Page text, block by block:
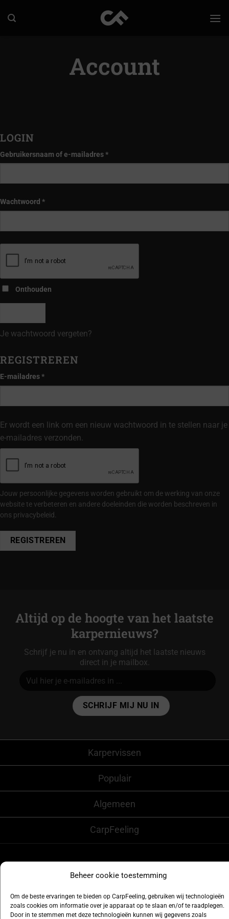
Beheer cookie toestemming
Om de beste ervaringen te bieden op CarpFeeling, gebruiken wij technologieën
zoals cookies om informatie over je apparaat op te slaan en/of te raadplegen.
Door in te stemmen met deze technologieën kunnen wij gegevens zoals
naar
Account
LOGIN
Gebruikersnaam of e-mailadres*Vereist
Wachtwoord *Vereist
Alternative:
Onthouden
Je wachtwoord vergeten?
REGISTREREN
E-mailadres*Vereist
Er wordt een link om een nieuw wachtwoord in te stellen naar je
e-mailadres verzonden.
Jouw persoonlijke gegevens worden gebruikt om de werking van onze
website te verbeteren en andere doeleinden die worden beschreven in
ons privacybeleid
REGISTREREN
Altijd op de hoogte van het laatste
karpernieuws?
Schrijf je nu in en ontvang altijd het laatste nieuws
direct in je mailbox.
Karpervissen
Populair
Algemeen
CarpFeeling
Volg ons ook op